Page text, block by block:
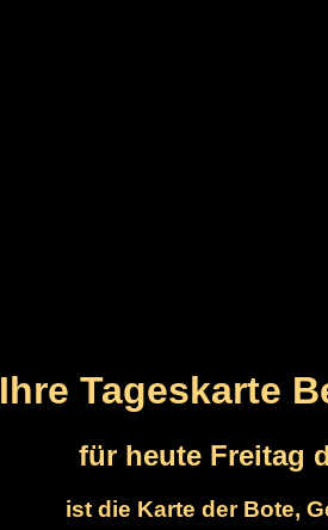
Ihre Tageskarte
für heute Freitag
ist die Karte der Bote,